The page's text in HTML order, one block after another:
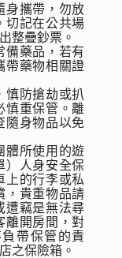
身攜帶，勿放
切記在公共場
整疊鈔票。
備藥品，若有
帶藥物相關證
慎防搶劫或扒
慎重保管。離
隨身物品以免
體所使用的遊
）人身安全保
上的行李或私
，貴重物品請
遭竊是無法尋
離開房間，對
帶保管的責
之保險箱。